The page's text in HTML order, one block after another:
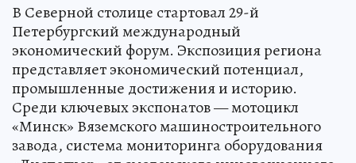
В Северной столице стартовал 29-й
Петербургский международный
экономический форум. Экспозиция региона
представляет экономический потенциал,
промышленные достижения и историю.
Среди ключевых экспонатов — мотоцикл
«Минск» Вяземского машиностроительного
завода, система мониторинга оборудования